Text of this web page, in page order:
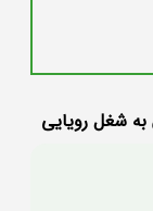
شغل رویایی